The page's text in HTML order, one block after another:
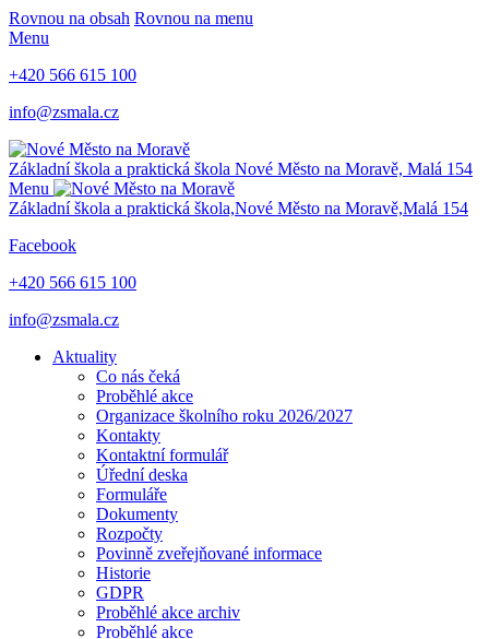
Rovnou na obsah Rovnou na menu
Menu
+420 566 615 100
info@zsmala.cz
Základní škola a praktická škola Nové Město na Moravě, Malá 154
Menu
Základní škola a praktická škola,Nové Město na Moravě,Malá 154
Facebook
+420 566 615 100
info@zsmala.cz
Aktuality
Co nás čeká
Proběhlé akce
Organizace školního roku 2026/2027
Kontakty
Kontaktní formulář
Úřední deska
Formuláře
Dokumenty
Rozpočty
Povinně zveřejňované informace
Historie
GDPR
Proběhlé akce archiv
Proběhlé akce